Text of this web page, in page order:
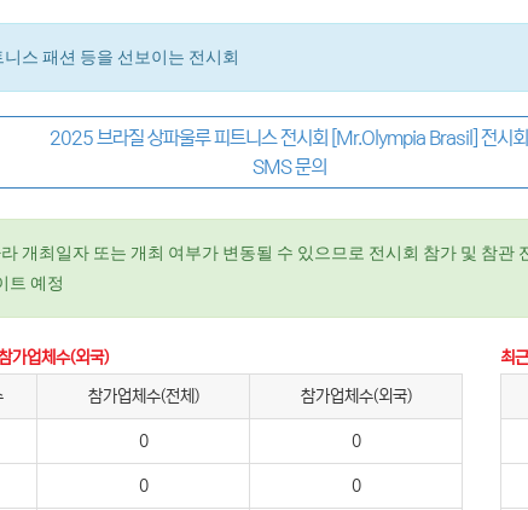
스 패션 등을 선보이는 전시회
2025 브라질 상파울루 피트니스 전시회 [Mr.Olympia Brasil] 전시회
SMS 문의
개최일자 또는 개최 여부가 변동될 수 있으므로 전시회 참가 및 참관
트 예정
가업체수(외국)
참가업체수(전체) 참가업체수(외국)
0 0
0 0
최